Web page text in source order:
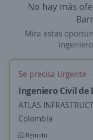
No hay más
Mira estas
Se precisa Urgente
Ingeniero Civil de
ATLAS
Colombia
Remoto